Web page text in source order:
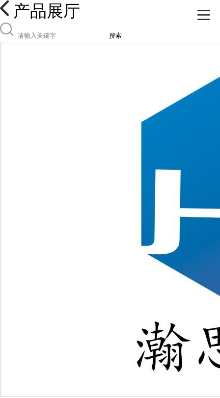
产品展厅
搜索